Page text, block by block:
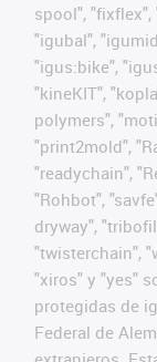
spool", "fixflex",
"igubal",
"igus:bike",
"kineKIT",
polymers",
"print2mold",
"readychain",
"Rohbot",
dryway",
"twisterchain",
"xiros" y "yes"
protegidas de
Federal de